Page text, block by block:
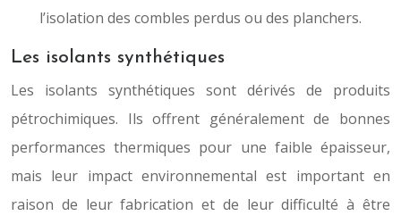
l’isolation des combles perdus ou des planchers.
Les isolants synthétiques
Les isolants synthétiques sont dérivés de produits
pétrochimiques. Ils offrent généralement de bonnes
performances thermiques pour une faible épaisseur,
mais leur impact environnemental est important en
raison de leur fabrication et de leur difficulté à être